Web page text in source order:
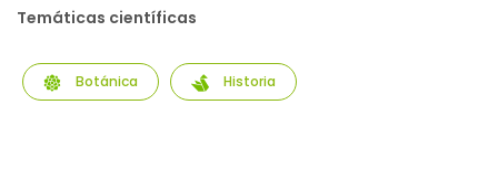
Temáticas científicas
Botánica Historia